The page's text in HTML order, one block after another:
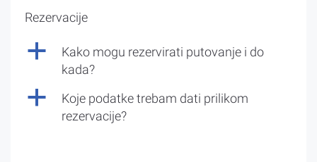
Rezervacije
a
Kako mogu rezervirati putovanje i do
kada?
a
Koje podatke trebam dati prilikom
rezervacije?